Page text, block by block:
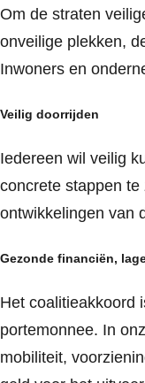
Om de straten
onveilige plekken,
Inwoners en
Veilig doorrijden
Iedereen wil veilig
concrete stappen
ontwikkelingen van
Gezonde financiën,
Het coalitieakkoord
portemonnee. In
mobiliteit,